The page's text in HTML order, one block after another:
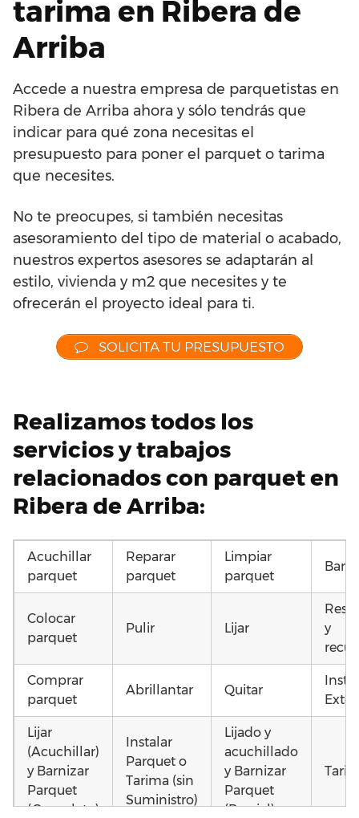
tarima en Ribera de
Arriba
Accede a nuestra empresa de parquetistas en
Ribera de Arriba ahora y sólo tendrás que
indicar para qué zona necesitas el
presupuesto para poner el parquet o tarima
que necesites.
No te preocupes, si también necesitas
asesoramiento del tipo de material o acabado,
nuestros expertos asesores se adaptarán al
estilo, vivienda y m2 que necesites y te
ofrecerán el proyecto ideal para ti.
SOLICITA TU PRESUPUESTO
Realizamos todos los
servicios y trabajos
relacionados con parquet en
Ribera de Arriba:
Acuchillar
parquet
Reparar
parquet
Limpiar
parquet
Colocar
parquet
Pulir Lijar
y
Comprar
parquet
Abrillantar Quitar
Lijar
(Acuchillar)
y Barnizar
Parquet
(Completo)
Instalar
Parquet o
Tarima (sin
Suministro)
Lijado y
acuchillado
y Barnizar
Parquet
(Parcial)